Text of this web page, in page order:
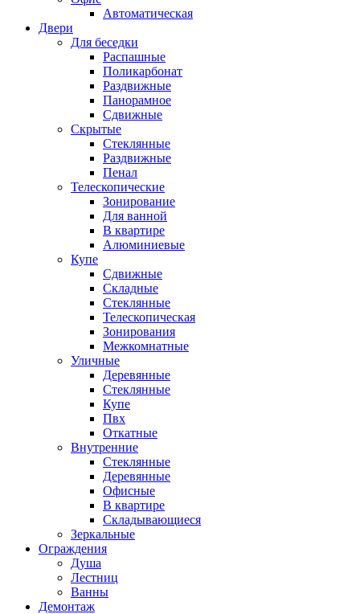
Автоматическая
Двери
Для беседки
Распашные
Поликарбонат
Раздвижные
Панорамное
Сдвижные
Скрытые
Стеклянные
Раздвижные
Пенал
Телескопические
Зонирование
Для ванной
В квартире
Алюминиевые
Купе
Сдвижные
Складные
Стеклянные
Телескопическая
Зонирования
Межкомнатные
Уличные
Деревянные
Стеклянные
Купе
Пвх
Откатные
Внутренние
Стеклянные
Деревянные
Офисные
В квартире
Складывающиеся
Зеркальные
Ограждения
Душа
Лестниц
Ванны
Демонтаж